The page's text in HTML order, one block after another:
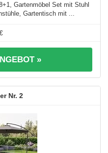
Gartenmöbel Set mit Stuhl
Gartentisch mit ...
»
2